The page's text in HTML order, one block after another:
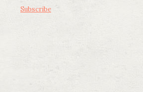
Subscribe